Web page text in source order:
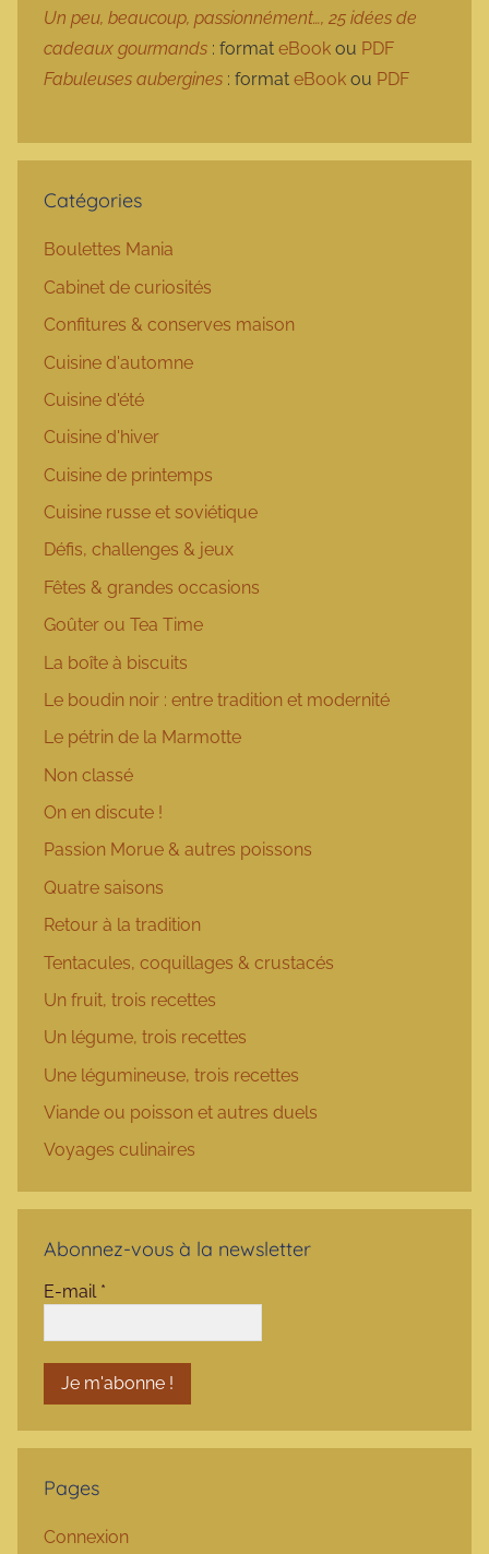
Un peu, beaucoup, passionnément…, 25 idées de
cadeaux gourmands : format eBook ou PDF
Fabuleuses aubergines : format eBook ou PDF
Catégories
Boulettes Mania
Cabinet de curiosités
Confitures & conserves maison
Cuisine d'automne
Cuisine d'été
Cuisine d'hiver
Cuisine de printemps
Cuisine russe et soviétique
Défis, challenges & jeux
Fêtes & grandes occasions
Goûter ou Tea Time
La boîte à biscuits
Le boudin noir : entre tradition et modernité
Le pétrin de la Marmotte
Non classé
On en discute !
Passion Morue & autres poissons
Quatre saisons
Retour à la tradition
Tentacules, coquillages & crustacés
Un fruit, trois recettes
Un légume, trois recettes
Une légumineuse, trois recettes
Viande ou poisson et autres duels
Voyages culinaires
Abonnez-vous à la newsletter
E-mail *
Pages
Connexion